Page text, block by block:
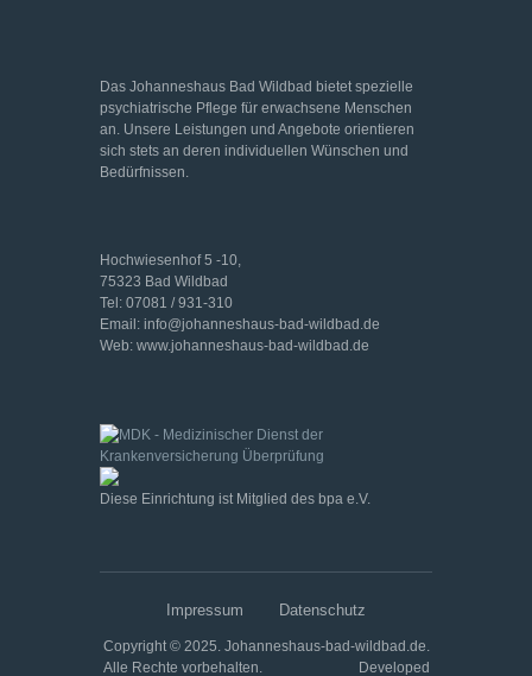
Das Johanneshaus Bad Wildbad bietet spezielle
psychiatrische Pflege für erwachsene Menschen
an. Unsere Leistungen und Angebote orientieren
sich stets an deren individuellen Wünschen und
Bedürfnissen.
Hochwiesenhof 5 -10,
75323 Bad Wildbad
Tel: 07081 / 931-310
Email: info@johanneshaus-bad-wildbad.de
Web: www.johanneshaus-bad-wildbad.de
Diese Einrichtung ist Mitglied des bpa e.V.
Impressum Datenschutz
Copyright © 2025. Johanneshaus-bad-wildbad.de.
Alle Rechte vorbehalten. Developed